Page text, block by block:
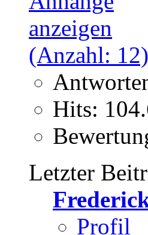
Hits:
Letzter
Profil